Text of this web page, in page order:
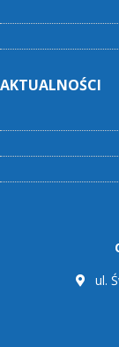
AKTUALNOŚCI
ul.